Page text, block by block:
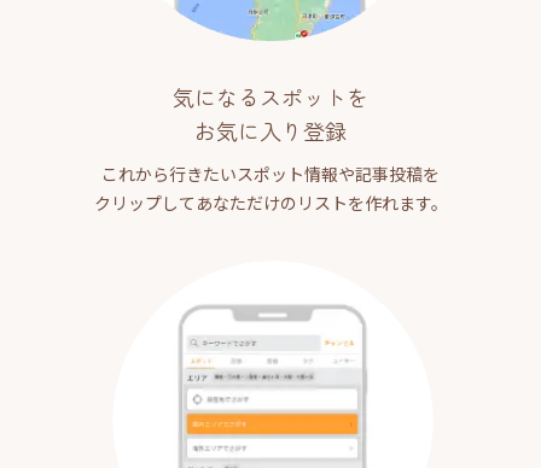
気になるスポットを
お気に入り登録
これから行きたいスポット情報や記事投稿を
クリップしてあなただけのリストを作れます。